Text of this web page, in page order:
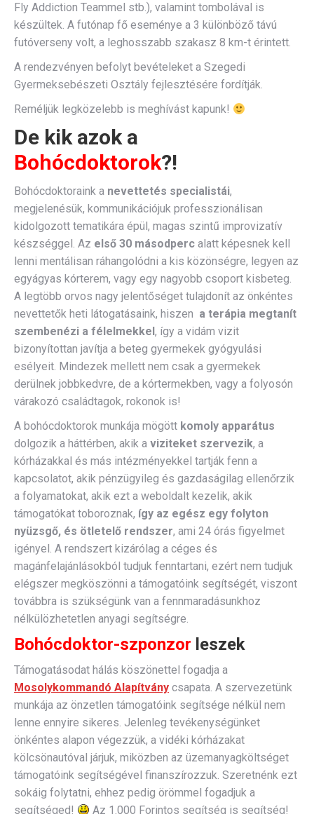
Fly Addiction Teammel stb.), valamint tombolával is
készültek. A futónap fő eseménye a 3 különböző távú
futóverseny volt, a leghosszabb szakasz 8 km-t érintett.
A rendezvényen befolyt bevételeket a Szegedi
Gyermeksebészeti Osztály fejlesztésére fordítják.
Reméljük legközelebb is meghívást kapunk!
De kik azok a
Bohócdoktorok?!
Bohócdoktoraink a nevettetés specialistái,
megjelenésük, kommunikációjuk professzionálisan
kidolgozott tematikára épül, magas szintű improvizatív
készséggel. Az első 30 másodperc alatt képesnek kell
lenni mentálisan ráhangolódni a kis közönségre, legyen az
egyágyas kórterem, vagy egy nagyobb csoport kisbeteg.
A legtöbb orvos nagy jelentőséget tulajdonít az önkéntes
nevettetők heti látogatásaink, hiszen a terápia megtanít
szembenézi a félelmekkel, így a vidám vizit
bizonyítottan javítja a beteg gyermekek gyógyulási
esélyeit. Mindezek mellett nem csak a gyermekek
derülnek jobbkedvre, de a kórtermekben, vagy a folyosón
várakozó családtagok, rokonok is!
A bohócdoktorok munkája mögött komoly apparátus
dolgozik a háttérben, akik a viziteket szervezik, a
kórházakkal és más intézményekkel tartják fenn a
kapcsolatot, akik pénzügyileg és gazdaságilag ellenőrzik
a folyamatokat, akik ezt a weboldalt kezelik, akik
támogatókat toboroznak, így az egész egy folyton
nyüzsgő, és ötletelő rendszer, ami 24 órás figyelmet
igényel. A rendszert kizárólag a céges és
magánfelajánlásokból tudjuk fenntartani, ezért nem tudjuk
elégszer megköszönni a támogatóink segítségét, viszont
továbbra is szükségünk van a fennmaradásunkhoz
nélkülözhetetlen anyagi segítségre.
Bohócdoktor-szponzor leszek
Támogatásodat hálás köszönettel fogadja a
Mosolykommandó Alapítvány csapata. A szervezetünk
munkája az önzetlen támogatóink segítsége nélkül nem
lenne ennyire sikeres. Jelenleg tevékenységünket
önkéntes alapon végezzük, a vidéki kórházakat
kölcsönautóval járjuk, miközben az üzemanyagköltséget
támogatóink segítségével finanszírozzuk. Szeretnénk ezt
sokáig folytatni, ehhez pedig örömmel fogadjuk a
segítséged!
Az 1.000 Forintos segítség is segítség!